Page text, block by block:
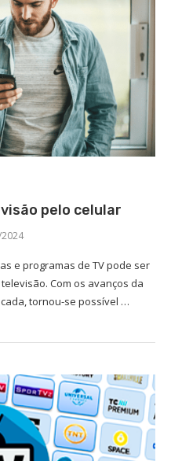
pelo celular
e programas de TV pode ser
Com os avanços da
tornou-se possível …